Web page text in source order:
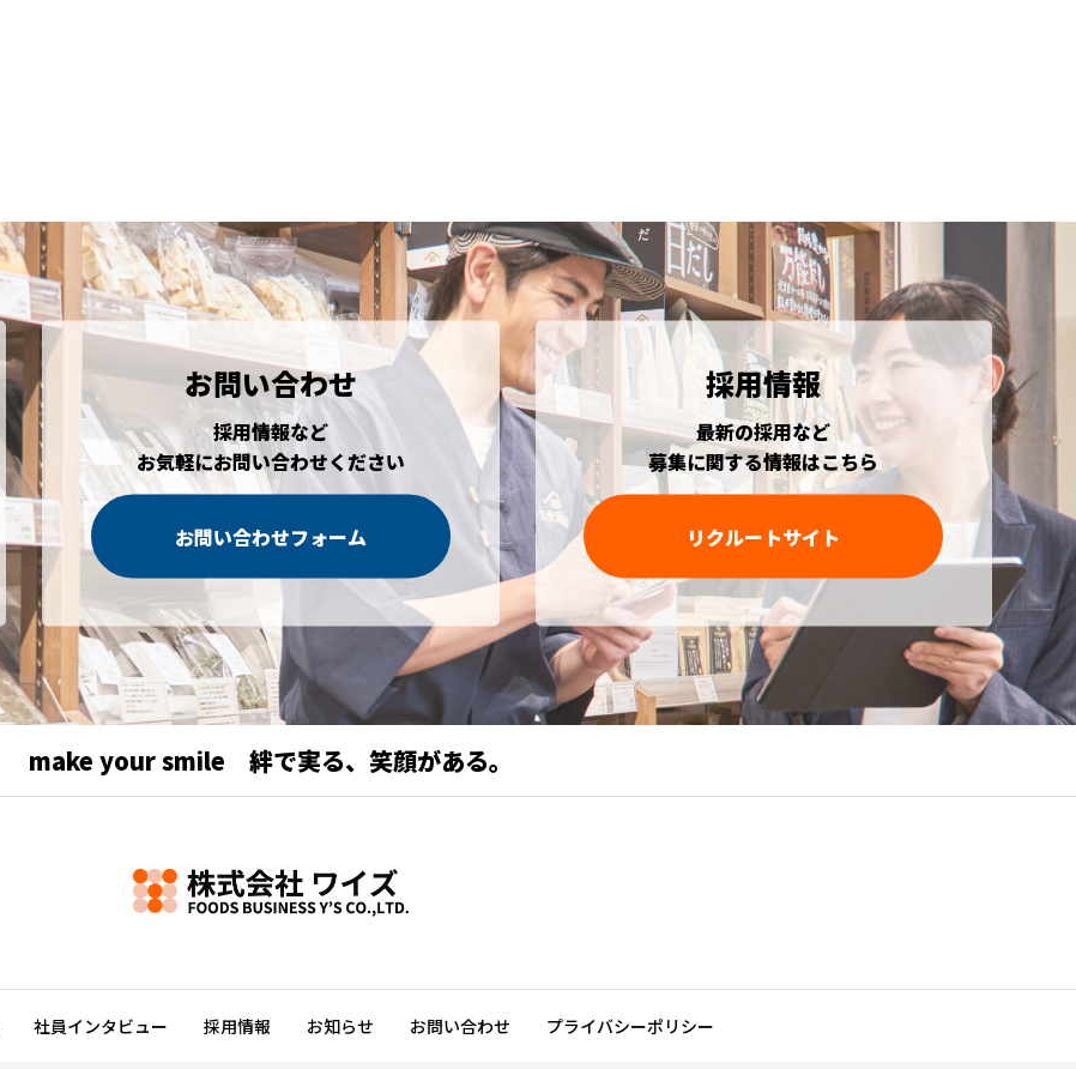
お問い合わせ
採用情報など
お気軽にお問い合わせください
お問い合わせフォーム
採用情報
最新の採用など
募集に関する情報はこちら
リクルートサイト
make your smile 絆で実る、笑顔がある。
社員インタビュー 採用情報 お知らせ お問い合わせ プライバシーポリシー